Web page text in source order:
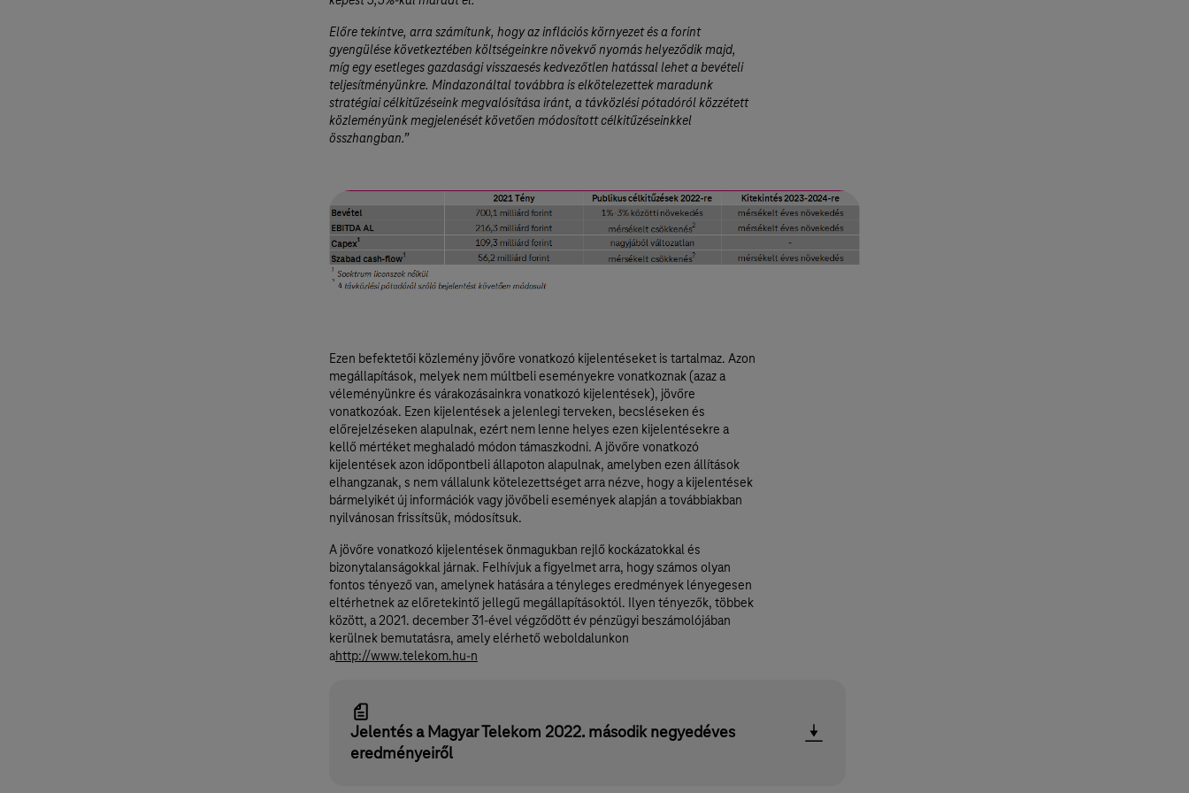
Előre tekintve, arra számítunk, hogy az inflációs környezet és a forint
gyengülése következtében költségeinkre növekvő nyomás helyeződik majd,
míg egy esetleges gazdasági visszaesés kedvezőtlen hatással lehet a bevételi
teljesítményünkre. Mindazonáltal továbbra is elkötelezettek maradunk
stratégiai célkitűzéseink megvalósítása iránt, a távközlési pótadóról közzétett
közleményünk megjelenését követően módosított célkitűzéseinkkel
összhangban.”
Ezen befektetői közlemény jövőre vonatkozó kijelentéseket is tartalmaz. Azon
megállapítások, melyek nem múltbeli eseményekre vonatkoznak (azaz a
véleményünkre és várakozásainkra vonatkozó kijelentések), jövőre
vonatkozóak. Ezen kijelentések a jelenlegi terveken, becsléseken és
előrejelzéseken alapulnak, ezért nem lenne helyes ezen kijelentésekre a
kellő mértéket meghaladó módon támaszkodni. A jövőre vonatkozó
kijelentések azon időpontbeli állapoton alapulnak, amelyben ezen állítások
elhangzanak, s nem vállalunk kötelezettséget arra nézve, hogy a kijelentések
bármelyikét új információk vagy jövőbeli események alapján a továbbiakban
nyilvánosan frissítsük, módosítsuk.
A jövőre vonatkozó kijelentések önmagukban rejlő kockázatokkal és
bizonytalanságokkal járnak. Felhívjuk a figyelmet arra, hogy számos olyan
fontos tényező van, amelynek hatására a tényleges eredmények lényegesen
eltérhetnek az előretekintő jellegű megállapításoktól. Ilyen tényezők, többek
között, a 2021. december 31-ével végződött év pénzügyi beszámolójában
kerülnek bemutatásra, amely elérhető weboldalunkon
ahttp://www.telekom.hu-n
Jelentés a Magyar Telekom 2022. második negyedéves
eredményeiről